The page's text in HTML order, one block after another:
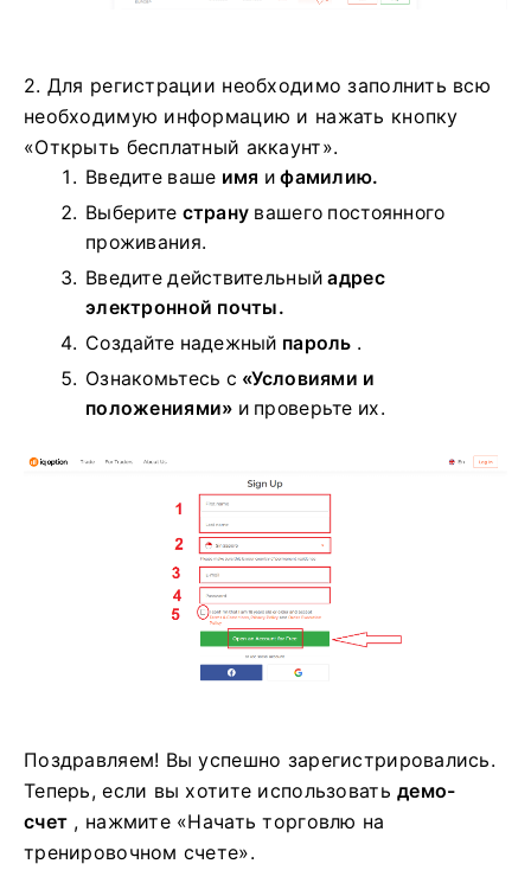
2. Для регистрации необходимо заполнить всю
необходимую информацию и нажать кнопку
«Открыть бесплатный аккаунт».
Введите ваше имя ифамилию.
Выберите страну вашего постоянного
проживания.
Введите действительныйадрес
электронной почты.
Создайте надежный пароль .
Ознакомьтесь с «Условиями и
положениями» и проверьте их.
Поздравляем! Вы успешно зарегистрировались.
Теперь, если вы хотите использоватьдемо-
счет , нажмите «Начать торговлю на
тренировочном счете».